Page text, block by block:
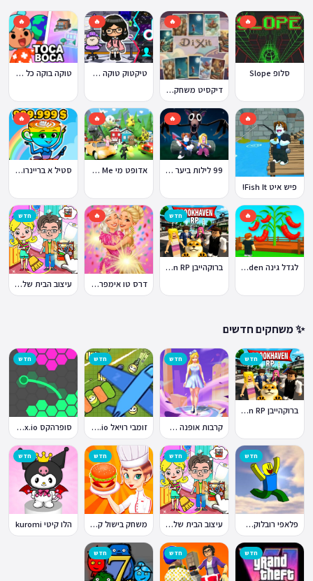
🔥
סלופ Slope
🔥
דיקסיט משחק Dixit
🔥
טיקטוק טוקה בוקה
🔥
טוקה בוקה כל העולמות בחינם
🔥
פיש איט Fish It!
🔥
99 לילות ביער Nights in the Forest
🔥
אדופט מי Adopt Me!
🔥
סטיל א בריינרוט Steal a Brainrot
🔥
לגדל גינה Grow a Garden
חדש
ברוקהייבן Brookhaven RP
🔥
דרס טו אימפרס Dress To Impress
חדש
עיצוב הבית של טוקה בוקה
✨ משחקים חדשים
חדש
ברוקהייבן Brookhaven RP
חדש
קרבות אופנה Fashion Battle
חדש
זומבי רויאל ZombsRoyale.io
חדש
סופרהקס Superhex.io
חדש
פלאפי רובלוקס Flappy Roblox
חדש
עיצוב הבית של טוקה בוקה
חדש
משחק בישול קדחת הבישול Cooking Fever
חדש
הלו קיטי kuromi
חדש חדש חדש